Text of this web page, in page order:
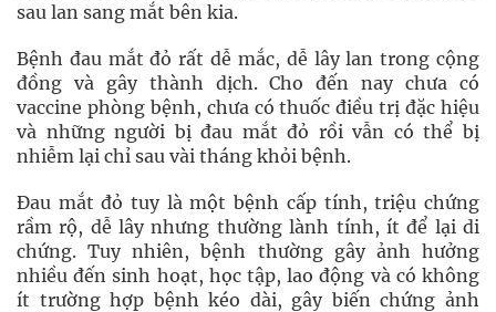
sau lan sang mắt bên kia.
Bệnh đau mắt đỏ rất dễ mắc, dễ lây lan trong cộng
đồng và gây thành dịch. Cho đến nay chưa có
vaccine phòng bệnh, chưa có thuốc điều trị đặc hiệu
và những người bị đau mắt đỏ rồi vẫn có thể bị
nhiễm lại chỉ sau vài tháng khỏi bệnh.
Đau mắt đỏ tuy là một bệnh cấp tính, triệu chứng
rầm rộ, dễ lây nhưng thường lành tính, ít để lại di
chứng. Tuy nhiên, bệnh thường gây ảnh hưởng
nhiều đến sinh hoạt, học tập, lao động và có không
ít trường hợp bệnh kéo dài, gây biến chứng ảnh